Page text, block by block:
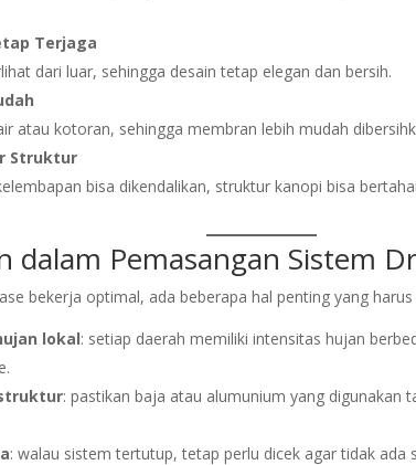
Terjaga
dari luar, sehingga desain tetap elegan dan bersih.
atau kotoran, sehingga membran lebih mudah
Struktur
bisa dikendalikan, struktur kanopi bisa
dalam Pemasangan Sistem
bekerja optimal, ada beberapa hal penting yang harus
lokal: setiap daerah memiliki intensitas hujan
: pastikan baja atau alumunium yang digunakan
: walau sistem tertutup, tetap perlu dicek agar tidak ada